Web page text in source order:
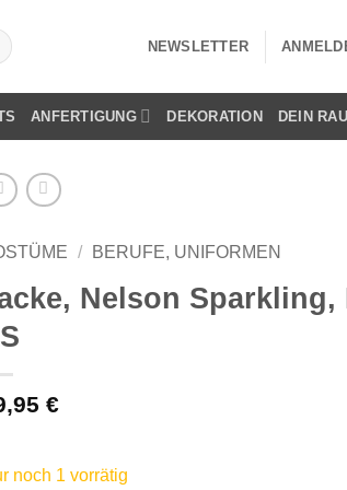
NEWSLETTER
ANFERTIGUNG DEKORATION DEIN
/ BERUFE, UNIFORMEN
Nelson Sparkling,
€
noch 1 vorrätig